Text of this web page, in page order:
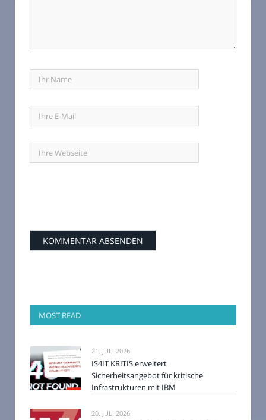
MOST READ
21. JULI 2026
IS4IT KRITIS erweitert
Sicherheitsangebot für kritische
Infrastrukturen mit IBM
20. JULI 2026